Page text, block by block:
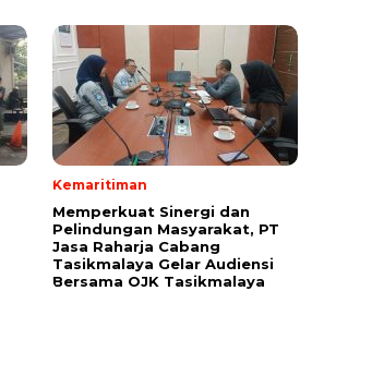
Kemaritiman
Memperkuat Sinergi dan
Pelindungan Masyarakat, PT
Jasa Raharja Cabang
Tasikmalaya Gelar Audiensi
Bersama OJK Tasikmalaya